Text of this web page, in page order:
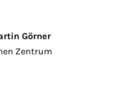
Görner
Zentrum